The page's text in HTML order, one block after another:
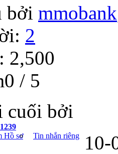
bởi mmobank
2
2,500
/ 5
cuối bởi
Hồ sơ
Tin nhắn riêng